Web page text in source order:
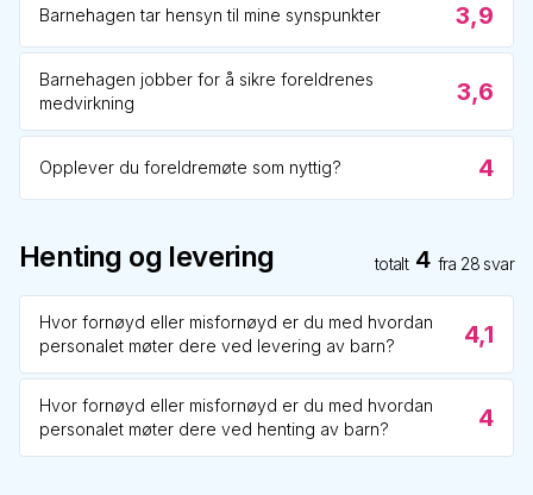
Barnehagen tar hensyn til mine synspunkter 3,9
Barnehagen jobber for å sikre foreldrenes
medvirkning
3,6
Opplever du foreldremøte som nyttig? 4
Henting og levering totalt 4 fra 28 svar
Hvor fornøyd eller misfornøyd er du med hvordan
personalet møter dere ved levering av barn?
4,1
Hvor fornøyd eller misfornøyd er du med hvordan
personalet møter dere ved henting av barn?
4